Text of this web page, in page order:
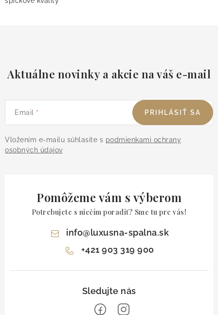
Aktuálne novinky a akcie na váš e-mail
Email
Vložením e-mailu súhlasíte s podmienkami ochrany
osobných údajov
PRIHLÁSIŤ SA
Pomôžeme vám s výberom
Potrebujete s niečím poradiť? Sme tu pre vás!
info@luxusna-spalna.sk
+421 903 319 900